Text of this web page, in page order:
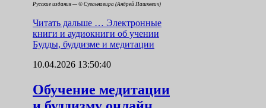
Русские издания — © Суваннавира (Андрей Пашкевич)
Читать дальше … Электронные
книги и аудиокниги об учении
Будды, буддизме и медитации
10.04.2026 13:50:40
Обучение медитации